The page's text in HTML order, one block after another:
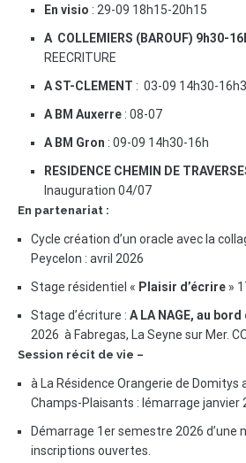
En visio : 29-09 18h15-20h15
A COLLEMIERS (BAROUF) 9h30-
REECRITURE
A ST-CLEMENT : 03-09 14h30-
A BM Auxerre : 08-07
A BM Gron : 09-09 14h30-16h
RESIDENCE CHEMIN DE
Inauguration 04/07
En partenariat :
Cycle création d’un oracle avec la
Peycelon : avril 2026
Stage résidentiel « Plaisir d’écrire »
Stage d’écriture : A LA NAGE, au bord
2026 à Fabregas, La Seyne sur Mer.
Session récit de vie –
à La Résidence Orangerie de Domitys
Champs-Plaisants : lémarrage janvier
Démarrage 1er semestre 2026 d’une
inscriptions ouvertes.